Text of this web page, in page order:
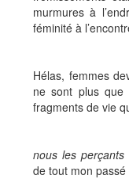
murmures à
féminité à
Hélas, femmes
ne sont plus
fragments de vie
nous les perçants
de tout mon passé